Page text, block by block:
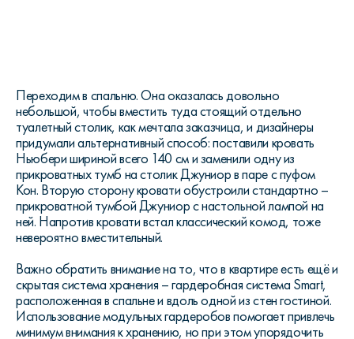
Переходим в спальню. Она оказалась довольно
небольшой, чтобы вместить туда стоящий отдельно
туалетный столик, как мечтала заказчица, и дизайнеры
придумали альтернативный способ: поставили кровать
Ньюбери шириной всего 140 см и заменили одну из
прикроватных тумб на столик Джуниор в паре с пуфом
Кон. Вторую сторону кровати обустроили стандартно –
прикроватной тумбой Джуниор с настольной лампой на
ней. Напротив кровати встал классический комод, тоже
невероятно вместительный.
Важно обратить внимание на то, что в квартире есть ещё и
скрытая система хранения – гардеробная система Smart,
расположенная в спальне и вдоль одной из стен гостиной.
Использование модульных гардеробов помогает привлечь
минимум внимания к хранению, но при этом упорядочить